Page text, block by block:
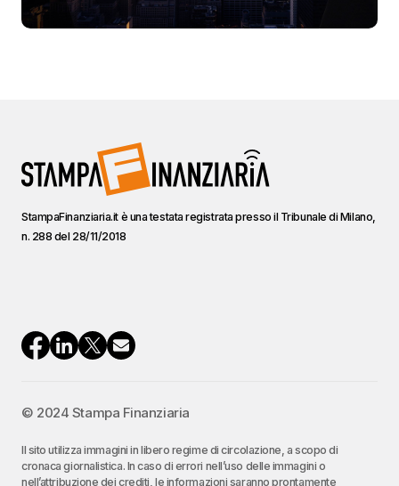
StampaFinanziaria.it è una testata registrata presso il Tribunale di Milano,
n. 288 del 28/11/2018
© 2024 Stampa Finanziaria
Il sito utilizza immagini in libero regime di circolazione, a scopo di
cronaca giornalistica. In caso di errori nell’uso delle immagini o
nell’attribuzione dei crediti, le informazioni saranno prontamente